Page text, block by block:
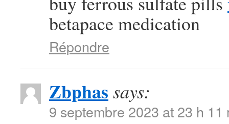
betapace medication
Répondre
Zbphas says:
9 septembre 2023 at 23 h 11